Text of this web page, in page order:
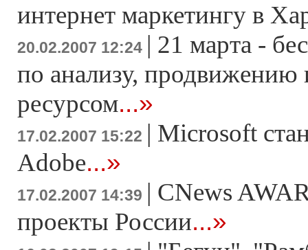
интернет маркетингу в
20.02.2007 12:24 | 21 марта -
по анализу,
ресурсом...»
17.02.2007 15:22 | Microsoft
Adobe...»
17.02.2007 14:39 | CNews
проекты России...»